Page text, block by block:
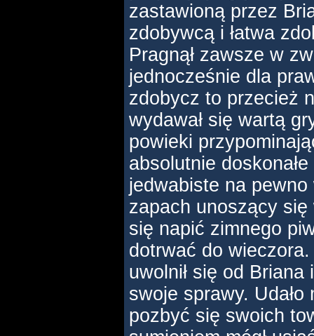
zastawioną przez
zdobywcą i łatwa
Pragnął zawsze w
jednocześnie dla
zdobycz to przecież
wydawał się wartą
powieki
absolutnie
jedwabiste na
zapach unoszący się
się napić zimnego
dotrwać do
uwolnił się od Briana
swoje sprawy. Udało
pozbyć się swoich